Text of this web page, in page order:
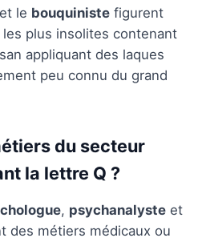
le bouquiniste figurent
plus insolites contenant
appliquant des laques
peu connu du grand
du secteur
la lettre Q ?
, psychanalyste et
des métiers médicaux ou